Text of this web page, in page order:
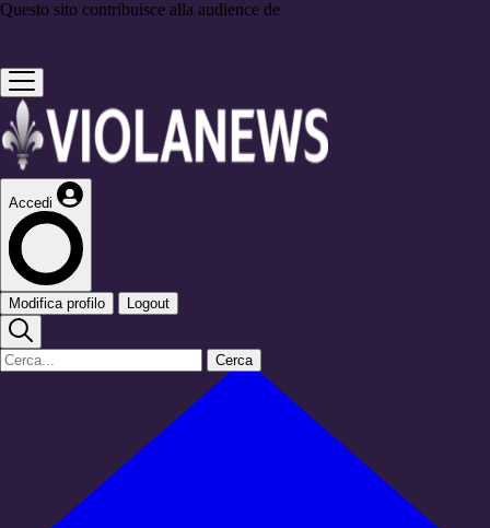
Questo sito contribuisce alla audience de
Accedi
Modifica profilo Logout
Cerca